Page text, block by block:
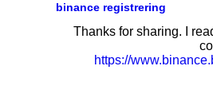
binance registrering
Thanks for sharing. I
https://